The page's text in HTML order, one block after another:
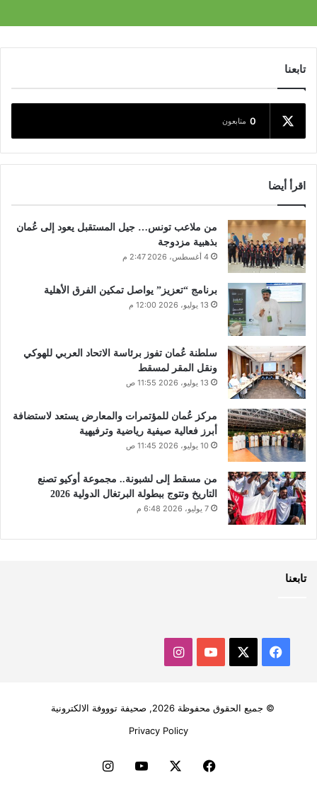
تابعنا
0 متابعون
اقرأ أيضا
من ملاعب تونس… جيل المستقبل يعود إلى عُمان
بذهبية مزدوجة
4 أغسطس، 2026 2:47 م
برنامج “تعزيز” يواصل تمكين الفرق الأهلية
13 يوليو، 2026 12:00 م
سلطنة عُمان تفوز برئاسة الاتحاد العربي للهوكي
ونقل المقر لمسقط
13 يوليو، 2026 11:55 ص
مركز عُمان للمؤتمرات والمعارض يستعد لاستضافة
أبرز فعالية صيفية رياضية وترفيهية
10 يوليو، 2026 11:45 ص
من مسقط إلى لشبونة.. مجموعة أوكيو تصنع
التاريخ وتتوج ببطولة البرتغال الدولية 2026
7 يوليو، 2026 6:48 م
تابعنا
فيسبوك ‫YouTubeانستقرام
© جميع الحقوق محفوظة 2026, صحيفة توووفة الالكترونية
Privacy Policy
فيسبوك ‫YouTubeانستقرام